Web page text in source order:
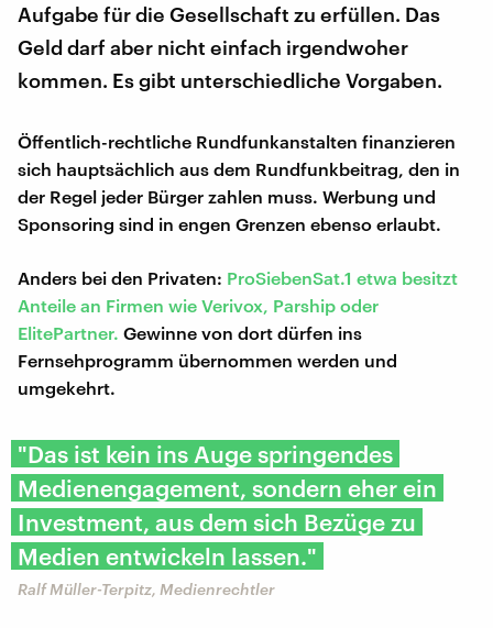
Aufgabe für die Gesellschaft zu erfüllen. Das
Geld darf aber nicht einfach irgendwoher
kommen. Es gibt unterschiedliche Vorgaben.
Öffentlich-rechtliche Rundfunkanstalten finanzieren
sich hauptsächlich aus dem Rundfunkbeitrag, den in
der Regel jeder Bürger zahlen muss. Werbung und
Sponsoring sind in engen Grenzen ebenso erlaubt.
Anders bei den Privaten: ProSiebenSat.1 etwa besitzt
Anteile an Firmen wie Verivox, Parship oder
ElitePartner. Gewinne von dort dürfen ins
Fernsehprogramm übernommen werden und
umgekehrt.
"Das ist kein ins Auge springendes
Medienengagement, sondern eher ein
Investment, aus dem sich Bezüge zu
Medien entwickeln lassen."
Ralf Müller-Terpitz, Medienrechtler